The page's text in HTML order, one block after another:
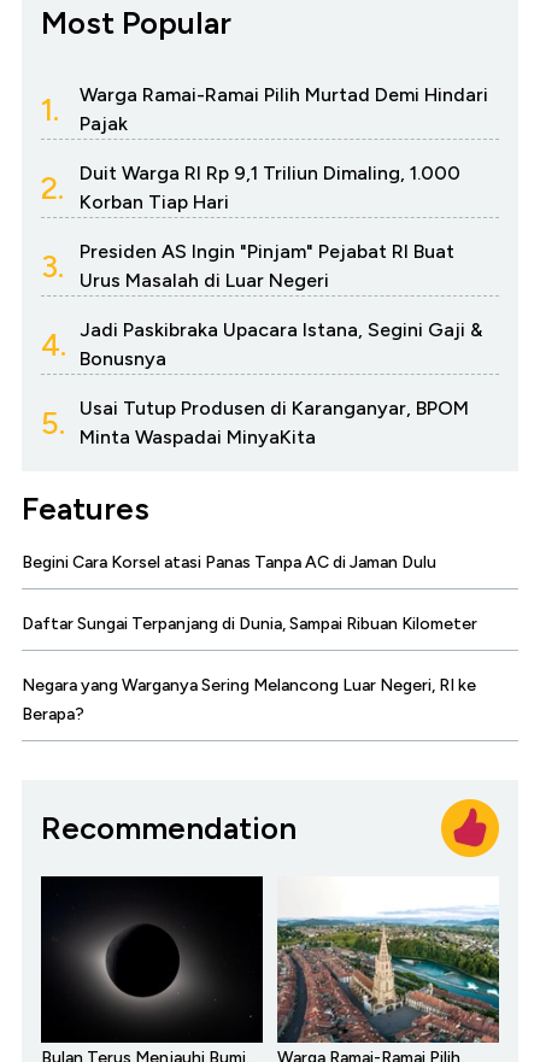
Most Popular
1.
Warga Ramai-Ramai Pilih Murtad Demi Hindari
Pajak
2.
Duit Warga RI Rp 9,1 Triliun Dimaling, 1.000
Korban Tiap Hari
3.
Presiden AS Ingin "Pinjam" Pejabat RI Buat
Urus Masalah di Luar Negeri
4.
Jadi Paskibraka Upacara Istana, Segini Gaji &
Bonusnya
5.
Usai Tutup Produsen di Karanganyar, BPOM
Minta Waspadai MinyaKita
Features
Begini Cara Korsel atasi Panas Tanpa AC di Jaman Dulu
Daftar Sungai Terpanjang di Dunia, Sampai Ribuan Kilometer
Negara yang Warganya Sering Melancong Luar Negeri, RI ke
Berapa?
Recommendation